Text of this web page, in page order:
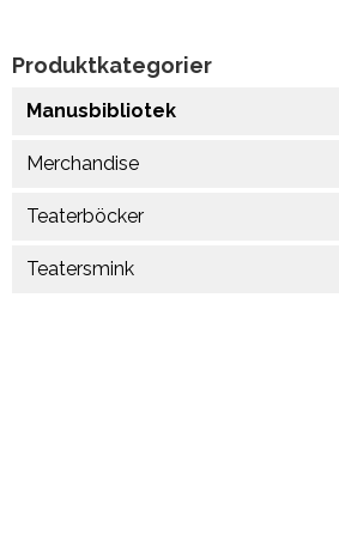
Produktkategorier
Manusbibliotek
Merchandise
Teaterböcker
Teatersmink